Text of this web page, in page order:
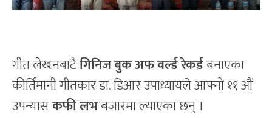
गीत लेखनबाटैगिनिज बुक अफ वर्ल्ड रेकर्डबनाएका
कीर्तिमानी गीतकार डा. डिआर उपाध्यायले आफ्नो ११ औं
उपन्यासकफी लभबजारमा ल्याएका छन् ।